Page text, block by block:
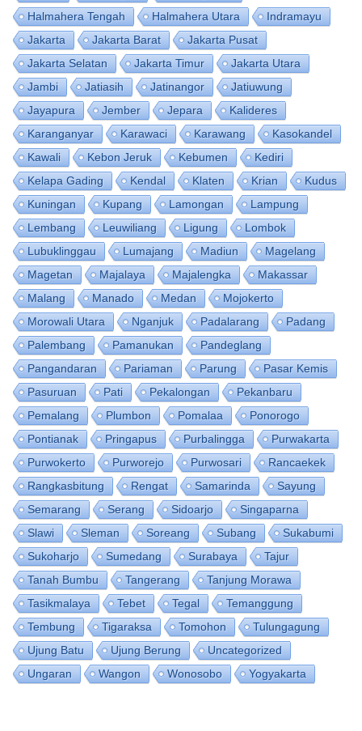
Halmahera Tengah
Halmahera Utara
Indramayu
Jakarta
Jakarta Barat
Jakarta Pusat
Jakarta Selatan
Jakarta Timur
Jakarta Utara
Jambi
Jatiasih Jatinangor
Jatiuwung
Jayapura
Jember Jepara
Kalideres
Karanganyar
Karawaci Karawang
Kasokandel
Kawali
Kebon Jeruk Kebumen
Kediri
Kelapa Gading
Kendal Klaten Krian
Kudus
Kuningan
Kupang Lamongan
Lampung
Lembang
Leuwiliang Ligung
Lombok
Lubuklinggau
Lumajang Madiun
Magelang
Magetan
Majalaya Majalengka
Makassar
Malang
Manado Medan
Mojokerto
Morowali Utara
Nganjuk Padalarang
Padang
Palembang
Pamanukan
Pandeglang
Pangandaran
Pariaman Parung
Pasar Kemis
Pasuruan
Pati Pekalongan
Pekanbaru
Pemalang
Plumbon Pomalaa
Ponorogo
Pontianak
Pringapus Purbalingga
Purwakarta
Purwokerto
Purworejo Purwosari
Rancaekek
Rangkasbitung
Rengat Samarinda
Sayung
Semarang
Serang Sidoarjo
Singaparna
Slawi
Sleman Soreang Subang
Sukabumi
Sukoharjo
Sumedang Surabaya
Tajur
Tanah Bumbu
Tangerang
Tanjung Morawa
Tasikmalaya
Tebet Tegal
Temanggung
Tembung
Tigaraksa Tomohon
Tulungagung
Ujung Batu
Ujung Berung
Uncategorized
Ungaran
Wangon Wonosobo Yogyakarta